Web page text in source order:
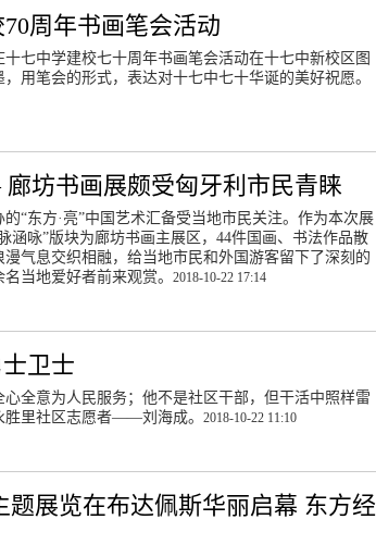
周年书画笔会活动
七中学建校七十周年书画笔会活动在十七中新校区图
用笔会的形式，表达对十七中七十华诞的美好祝愿。
坊书画展颇受匈牙利市民青睐
“东方·亮”中国艺术汇备受当地市民关注。作为本次展
咏”版块为廊坊书画主展区，44件国画、书法作品散
气息交织相融，给当地市民和外国游客留下了深刻的
当地爱好者前来观赏。 2018-10-22 17:14
卫士
全意为人民服务；他不是社区干部，但干活中照样雷
里社区志愿者——刘海成。 2018-10-22 11:10
展览在布达佩斯华丽启幕 东方经